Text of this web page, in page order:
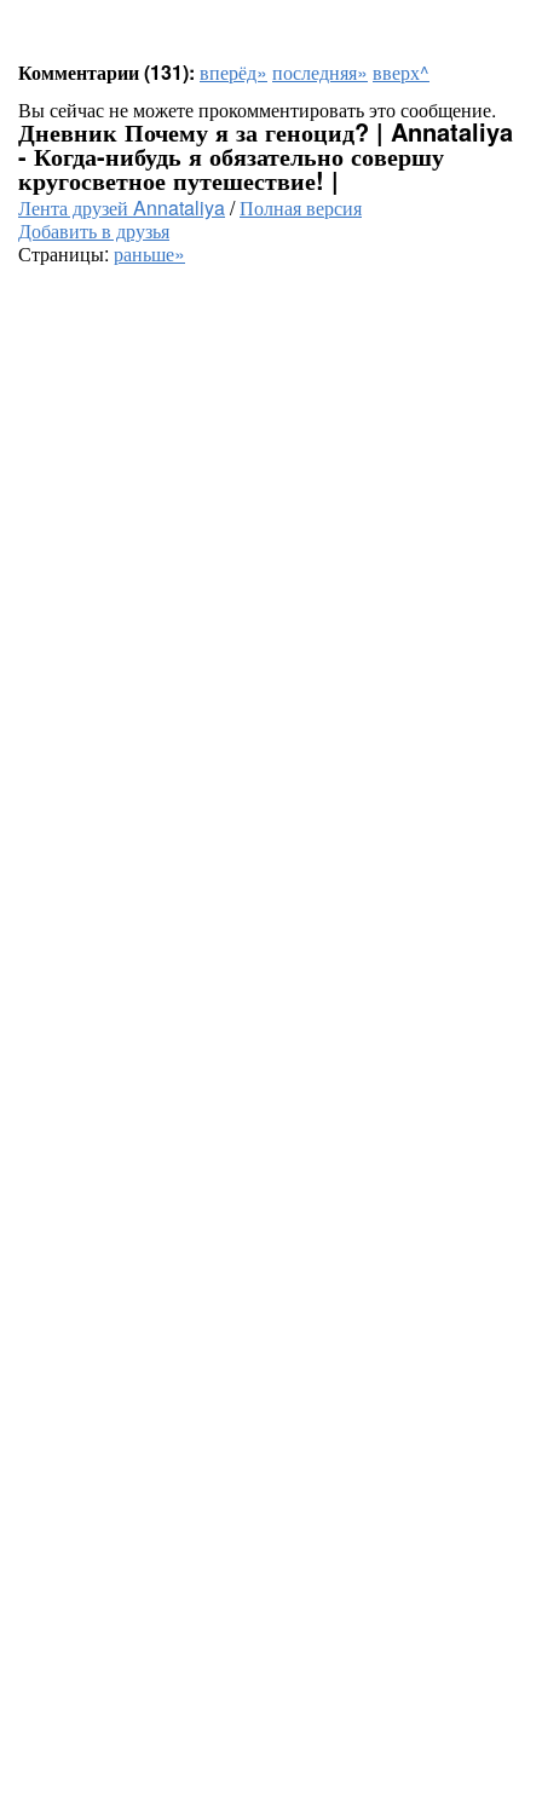
Комментарии (131): вперёд» последняя» вверх^
Вы сейчас не можете прокомментировать это сообщение.
Дневник Почему я за геноцид? | Annataliya
- Когда-нибудь я обязательно совершу
кругосветное путешествие! |
Лента друзей Annataliya/Полная версия
Добавить в друзья
Страницы: раньше»